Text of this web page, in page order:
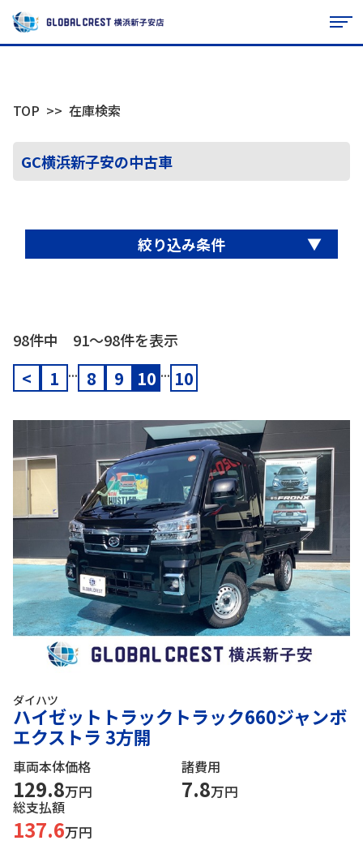
TOP 在庫検索
GC横浜新子安の中古車
絞り込み条件 ▼
98件中 91〜98件を表示
< 1 ... 8 9 10 ... 10
ダイハツ
ハイゼットトラックトラック660ジャンボ
エクストラ 3方開
車両本体価格
129.8万円
諸費用
7.8万円
総支払額
137.6万円